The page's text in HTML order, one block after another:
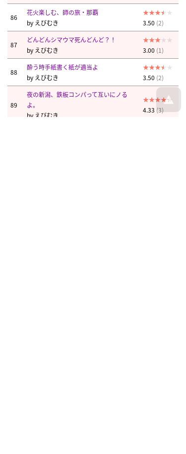
86
花火楽しむ、師の旅・那覇
by えびむき 3.50 (2)
87
どんどんシマウマ死んどんど？！
by えびむき 3.00 (1)
88
酔う時手紙書く紙が適当よ
by えびむき 3.50 (2)
89
夜の新潟、鉄板コンパって互いにノる
よ。
by えびむき
4.33 (3)